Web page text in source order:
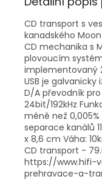
CD transport s
kanadského
CD mechanika s
plovoucím
implementovaný
USB je
D/A převodník
24bit/192kHz
méně než
separace kanálů
x 8,6 cm Váha:
CD transport -
https://www.hifi-
prehravace-a-